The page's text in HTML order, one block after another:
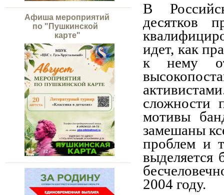
Афиша мероприятий
по "Пушкинской
карте"
В
десятков
идет, как
к нему
сложности
мотивы
замешаны
проблем и
выделяется
2004 году.